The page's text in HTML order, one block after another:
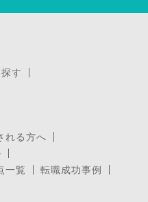
す
れる方へ
一覧
転職成功事例